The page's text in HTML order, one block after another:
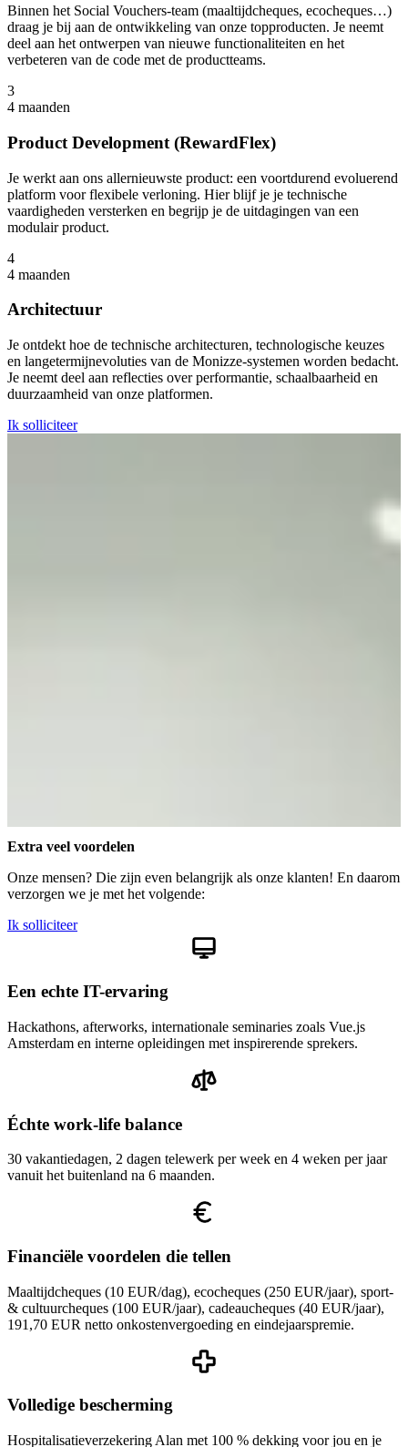
Binnen het Social Vouchers-team (maaltijdcheques, ecocheques…)
draag je bij aan de ontwikkeling van onze topproducten. Je neemt
deel aan het ontwerpen van nieuwe functionaliteiten en het
verbeteren van de code met de productteams.
3
4 maanden
Product Development (RewardFlex)
Je werkt aan ons allernieuwste product: een voortdurend evoluerend
platform voor flexibele verloning. Hier blijf je je technische
vaardigheden versterken en begrijp je de uitdagingen van een
modulair product.
4
4 maanden
Architectuur
Je ontdekt hoe de technische architecturen, technologische keuzes
en langetermijnevoluties van de Monizze-systemen worden bedacht.
Je neemt deel aan reflecties over performantie, schaalbaarheid en
duurzaamheid van onze platformen.
Ik solliciteer
Extra veel voordelen
Onze mensen? Die zijn even belangrijk als onze klanten! En daarom
verzorgen we je met het volgende:
Ik solliciteer
Een echte IT-ervaring
Hackathons, afterworks, internationale seminaries zoals Vue.js
Amsterdam en interne opleidingen met inspirerende sprekers.
Échte work-life balance
30 vakantiedagen, 2 dagen telewerk per week en 4 weken per jaar
vanuit het buitenland na 6 maanden.
Financiële voordelen die tellen
Maaltijdcheques (10 EUR/dag), ecocheques (250 EUR/jaar), sport-
& cultuurcheques (100 EUR/jaar), cadeaucheques (40 EUR/jaar),
191,70 EUR netto onkostenvergoeding en eindejaarspremie.
Volledige bescherming
Hospitalisatieverzekering Alan met 100 % dekking voor jou en je